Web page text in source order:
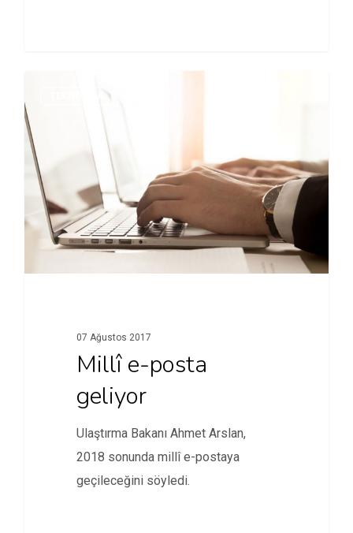
07 Ağustos 2017
Millî e-posta
geliyor
Ulaştırma Bakanı Ahmet Arslan,
2018 sonunda millî e-postaya
geçileceğini söyledi.